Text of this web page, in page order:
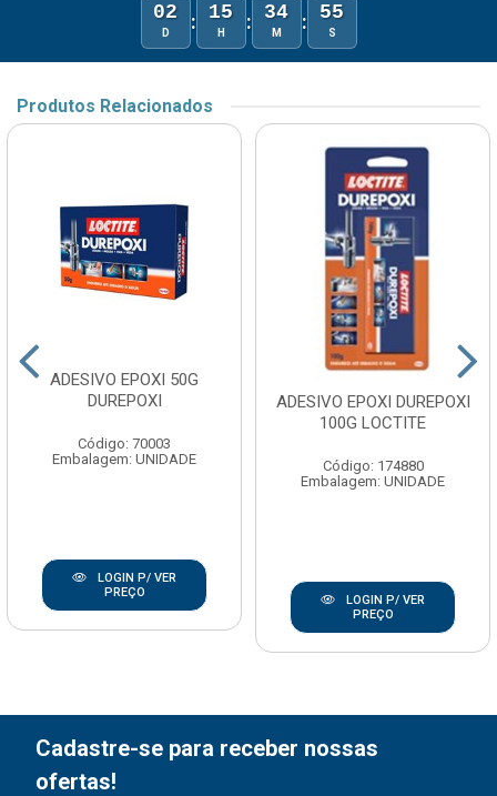
02
D : 15
H : 34
M : 55
S
Produtos Relacionados
ADESIVO EPOXI 50G
DUREPOXI
Código: 70003
Embalagem: UNIDADE
LOGIN P/ VER
PREÇO
ADESIVO EPOXI DUREPOXI
100G LOCTITE
Código: 174880
Embalagem: UNIDADE
LOGIN P/ VER
PREÇO
Cadastre-se para receber nossas
ofertas!